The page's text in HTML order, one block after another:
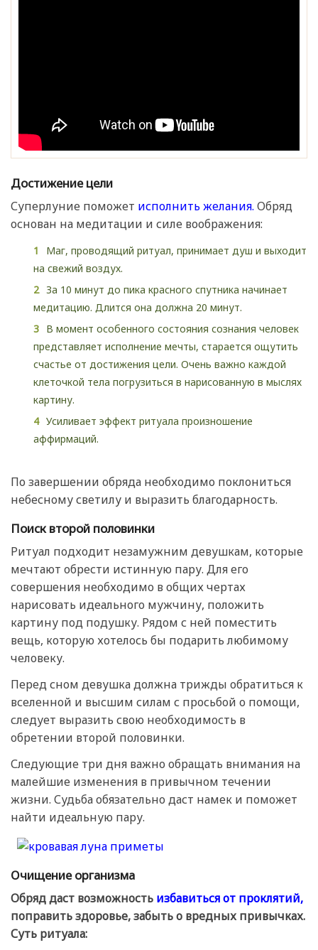
Достижение цели
Суперлуние поможет исполнить желания. Обряд
основан на медитации и силе воображения:
Маг, проводящий ритуал, принимает душ и выходит
на свежий воздух.
За 10 минут до пика красного спутника начинает
медитацию. Длится она должна 20 минут.
В момент особенного состояния сознания человек
представляет исполнение мечты, старается ощутить
счастье от достижения цели. Очень важно каждой
клеточкой тела погрузиться в нарисованную в мыслях
картину.
Усиливает эффект ритуала произношение
аффирмаций.
По завершении обряда необходимо поклониться
небесному светилу и выразить благодарность.
Поиск второй половинки
Ритуал подходит незамужним девушкам, которые
мечтают обрести истинную пару. Для его
совершения необходимо в общих чертах
нарисовать идеального мужчину, положить
картину под подушку. Рядом с ней поместить
вещь, которую хотелось бы подарить любимому
человеку.
Перед сном девушка должна трижды обратиться к
вселенной и высшим силам с просьбой о помощи,
следует выразить свою необходимость в
обретении второй половинки.
Следующие три дня важно обращать внимания на
малейшие изменения в привычном течении
жизни. Судьба обязательно даст намек и поможет
найти идеальную пару.
Очищение организма
Обряд даст возможность избавиться от проклятий,
поправить здоровье, забыть о вредных привычках.
Суть ритуала: